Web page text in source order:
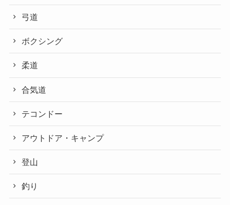
弓道
ボクシング
柔道
合気道
テコンドー
アウトドア・キャンプ
登山
釣り